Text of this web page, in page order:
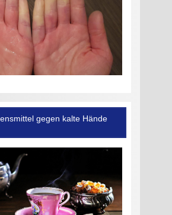
gegen kalte Hände